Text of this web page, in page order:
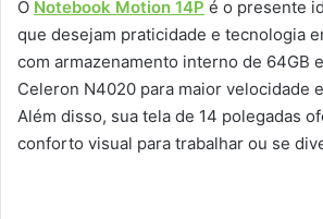
O Notebook Motion 14P é o presente
que desejam praticidade e tecnologia
com armazenamento interno de 64GB
Celeron N4020 para maior velocidade
Além disso, sua tela de 14 polegadas
conforto visual para trabalhar ou se